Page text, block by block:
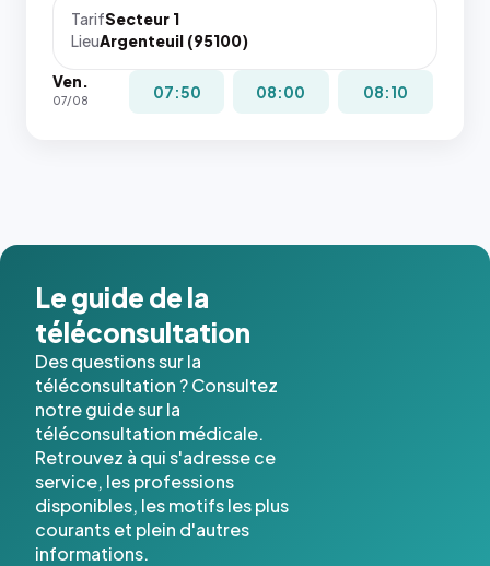
TarifSecteur 1
LieuArgenteuil (95100)
Ven.
07/08 07:50 08:00 08:10
Le guide de la
téléconsultation
Des questions sur la
téléconsultation ? Consultez
notre guide sur la
téléconsultation médicale.
Retrouvez à qui s'adresse ce
service, les professions
disponibles, les motifs les plus
courants et plein d'autres
informations.